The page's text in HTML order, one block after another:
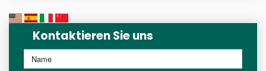
Kontaktieren Sie uns